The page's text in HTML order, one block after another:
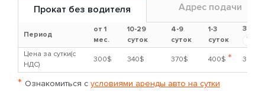
Прокат без водителя Адрес подачи
Период
от 1
мес.
10-29
суток
4-9
суток
1-3
суток
Залог
?
Цена за сутки(с
НДС)
300$ 340$ 370$ 400$ * 3000$
* Ознакомиться с условиями аренды авто на сутки